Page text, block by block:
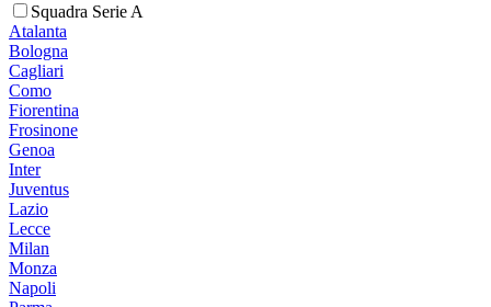
Squadra Serie A
Atalanta
Bologna
Cagliari
Como
Fiorentina
Frosinone
Genoa
Inter
Juventus
Lazio
Lecce
Milan
Monza
Napoli